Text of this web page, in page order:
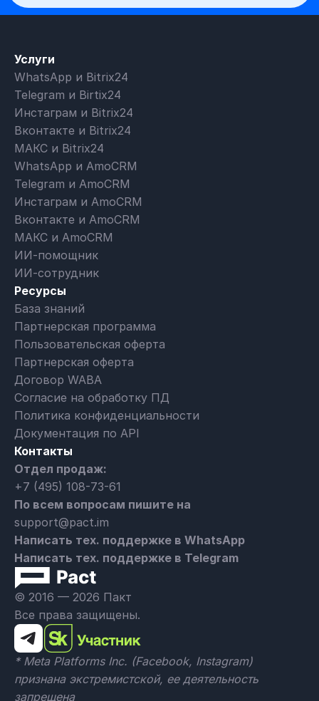
© 2016 — 2026 Пакт
Все права защищены.
* Meta Platforms Inc. (Facebook, Instagram)
признана экстремистской, ее деятельность
запрещена
Услуги
WhatsApp и Bitrix24
Telegram и Birtix24
Инстаграм и Bitrix24
Вконтакте и Bitrix24
МАКС и Bitrix24
WhatsApp и AmoCRM
Telegram и AmoCRM
Инстаграм и AmoCRM
Вконтакте и AmoCRM
МАКС и AmoCRM
ИИ-помощник
ИИ-сотрудник
Ресурсы
База знаний
Партнерская программа
Пользовательская оферта
Партнерская оферта
Договор WABA
Согласие на обработку ПД
Политика конфиденциальности
Документация по API
Контакты
Отдел продаж:
+7 (495) 108-73-61
По всем вопросам пишите на
support@pact.im
Написать тех. поддержке в WhatsApp
Написать тех. поддержке в Telegram